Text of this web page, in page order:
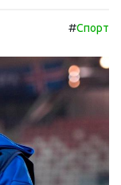
#Спорт